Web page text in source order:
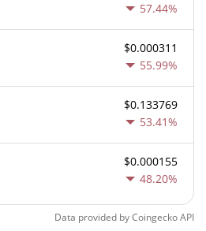
57.44%
$0.000311
55.99%
$0.133769
53.41%
$0.000155
48.20%
Data provided byCoingeckoAPI